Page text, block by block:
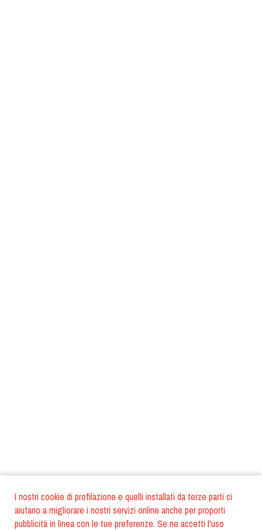
I nostri cookie di profilazione e quelli installati da terze parti ci
aiutano a migliorare i nostri servizi online anche per proporti
pubblicità in linea con le tue preferenze. Se ne accetti l'uso